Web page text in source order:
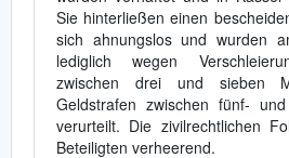
Sie hinterließen einen
sich ahnungslos und wurden
lediglich wegen
zwischen drei und sieben
Geldstrafen zwischen fünf-
verurteilt. Die zivilrechtlichen
Beteiligten verheerend.